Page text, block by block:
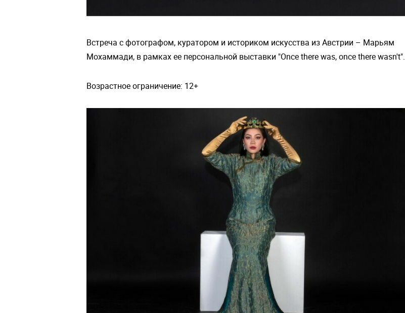
Встреча с фотографом, куратором и историком искусства из Австрии – Марьям
Мохаммади, в рамках ее персональной выставки "Once there was, once there wasn't".
Возрастное ограничение: 12+